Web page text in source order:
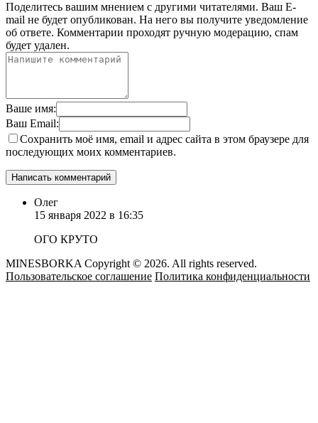
Поделитесь вашим мнением с другими читателями. Ваш E-
mail не будет опубликован. На него вы получите уведомление
об ответе. Комментарии проходят ручную модерацию, спам
будет удален.
Ваше имя:
Ваш Email:
Сохранить моё имя, email и адрес сайта в этом браузере для
последующих моих комментариев.
Олег
15 января 2022 в 16:35
ОГО КРУТО
MINESBORKA Copyright © 2026. All rights reserved.
Пользовательское соглашение Политика конфиденциальности